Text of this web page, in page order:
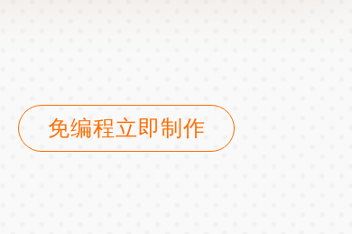
免编程立即制作